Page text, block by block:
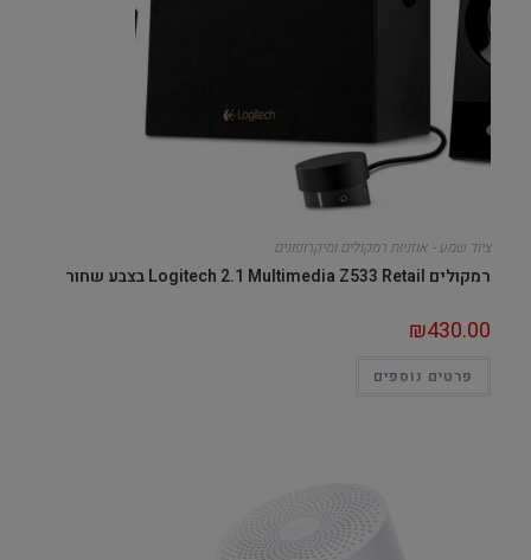
ציוד שמע - אוזניות רמקולים ומיקרופונים
רמקולים Logitech 2.1 Multimedia Z533 Retail בצבע שחור
₪430.00
פרטים נוספים